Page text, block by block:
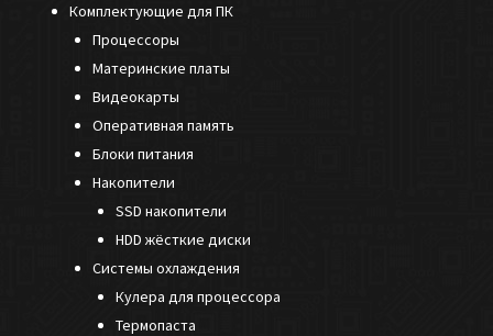
Комплектующие для ПК
Процессоры
Материнские платы
Видеокарты
Оперативная память
Блоки питания
Накопители
SSD накопители
HDD жёсткие диски
Системы охлаждения
Кулера для процессора
Термопаста